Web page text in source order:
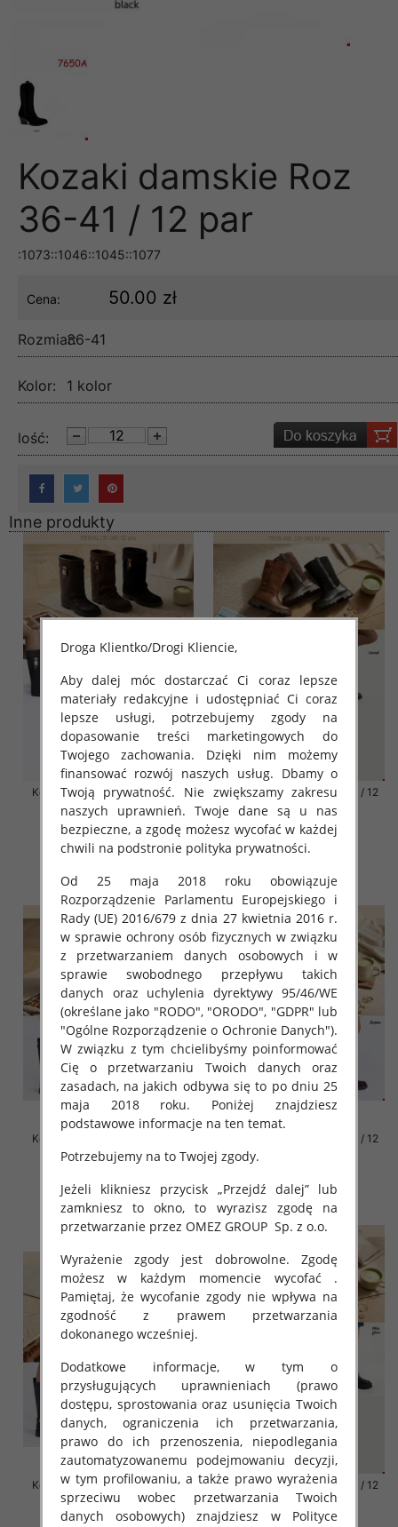
Kozaki damskie Roz
36-41 / 12 par
:1073::1046::1045::1077
Cena: 50.00 zł
Rozmiar:36-41
Kolor: 1 kolor
lość:
Inne produkty
Kozaki damskie Roz 31-36 / 12
par
70.00 zł
szczegóły
Kozaki damskie Roz 31-36 / 12
par
68.00 zł
szczegóły
Kozaki damskie Roz 31-36 / 12
par
szczegóły
Kozaki damskie Roz 31-36 / 12
szczegóły
Kozaki damskie Roz 31-36 / 12
par
Kozaki damskie Roz 31-36 / 12
par
Droga Klientko/Drogi Kliencie,
Aby dalej móc dostarczać Ci coraz lepsze
materiały redakcyjne i udostępniać Ci coraz
lepsze usługi, potrzebujemy zgody na
dopasowanie treści marketingowych do
Twojego zachowania. Dzięki nim możemy
finansować rozwój naszych usług. Dbamy o
Twoją prywatność. Nie zwiększamy zakresu
naszych uprawnień. Twoje dane są u nas
bezpieczne, a zgodę możesz wycofać w każdej
chwili na podstronie polityka prywatności.
Od 25 maja 2018 roku obowiązuje
Rozporządzenie Parlamentu Europejskiego i
Rady (UE) 2016/679 z dnia 27 kwietnia 2016 r.
w sprawie ochrony osób fizycznych w związku
z przetwarzaniem danych osobowych i w
sprawie swobodnego przepływu takich
danych oraz uchylenia dyrektywy 95/46/WE
(określane jako "RODO", "ORODO", "GDPR" lub
"Ogólne Rozporządzenie o Ochronie Danych").
W związku z tym chcielibyśmy poinformować
Cię o przetwarzaniu Twoich danych oraz
zasadach, na jakich odbywa się to po dniu 25
maja 2018 roku. Poniżej znajdziesz
podstawowe informacje na ten temat.
Potrzebujemy na to Twojej zgody.
Jeżeli klikniesz przycisk „Przejdź dalej” lub
zamkniesz to okno, to wyrazisz zgodę na
przetwarzanie przez OMEZ GROUP Sp. z o.o.
Wyrażenie zgody jest dobrowolne. Zgodę
możesz w każdym momencie wycofać .
Pamiętaj, że wycofanie zgody nie wpływa na
zgodność z prawem przetwarzania
dokonanego wcześniej.
Dodatkowe informacje, w tym o
przysługujących uprawnieniach (prawo
dostępu, sprostowania oraz usunięcia Twoich
danych, ograniczenia ich przetwarzania,
prawo do ich przenoszenia, niepodlegania
zautomatyzowanemu podejmowaniu decyzji,
w tym profilowaniu, a także prawo wyrażenia
sprzeciwu wobec przetwarzania Twoich
danych osobowych) znajdziesz w Polityce